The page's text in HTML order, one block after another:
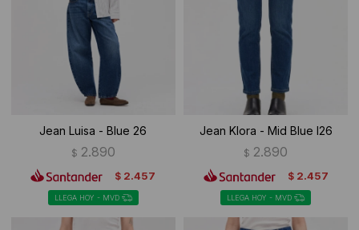
Jean Luisa - Blue 26
$ 2.890
$ 2.457
LLEGA HOY - MVD
Jean Klora - Mid Blue I26
$ 2.890
$ 2.457
LLEGA HOY - MVD